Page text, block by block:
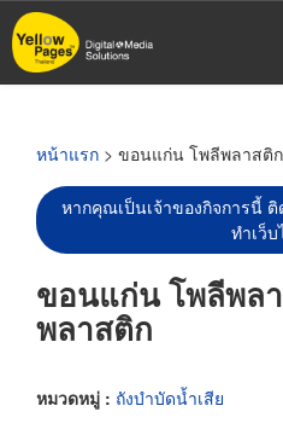
ข้าม
ไป
หน้าแรก > ขอนแก่น โพลีพลาสติ
หากคุณเป็นเจ้าของกิจการนี้
ทำเว็
ขอนแก่น โพลีพล
พลาสติก
หมวดหมู่ : ถังบำบัดน้ำเสีย